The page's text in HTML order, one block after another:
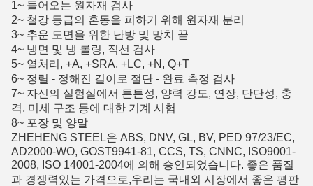
1~ 들어오는 원자재 검사
2~ 철강 등급의 혼동을 피하기 위해 원자재 분리
3~ 추운 도면을 위한 난방 및 망치 끝
4~ 냉면 및 냉 롤링, 직선 검사
5~ 열처리, +A, +SRA, +LC, +N, Q+T
6~ 정렬 - 정해진 길이로 절단 - 완료 측정 검사
7~ 자신의 실험실에서 튼튼성, 양력 강도, 연장, 단단성, 충
격, 미세 구조 등에 대한 기계 시험
8~ 포장 및 양말
ZHEHENG STEEL은 ABS, DNV, GL, BV, PED 97/23/EC,
AD2000-WO, GOST9941-81, CCS, TS, CNNC, ISO9001-
2008, ISO 14001-2004에 의해 승인되었습니다. 좋은 품질
과 경쟁력있는 가격으로,우리는 국내외 시장에서 좋은 평판